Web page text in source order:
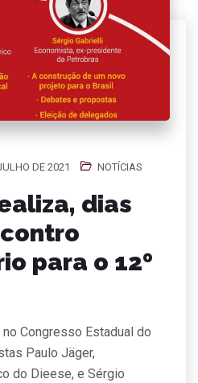
DE 2021 NOTÍCIAS
dias
para o 12º
Congresso Estadual do
Paulo Jäger,
do Dieese, e Sérgio